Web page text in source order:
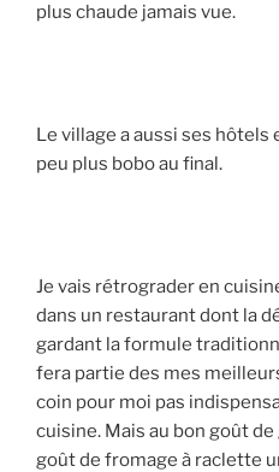
plus chaude jamais vue.
Le village a aussi ses hôtels
peu plus bobo au final.
Je vais rétrograder en
dans un restaurant dont la
gardant la formule
fera partie des mes
coin pour moi pas
cuisine. Mais au bon goût
goût de fromage à raclette